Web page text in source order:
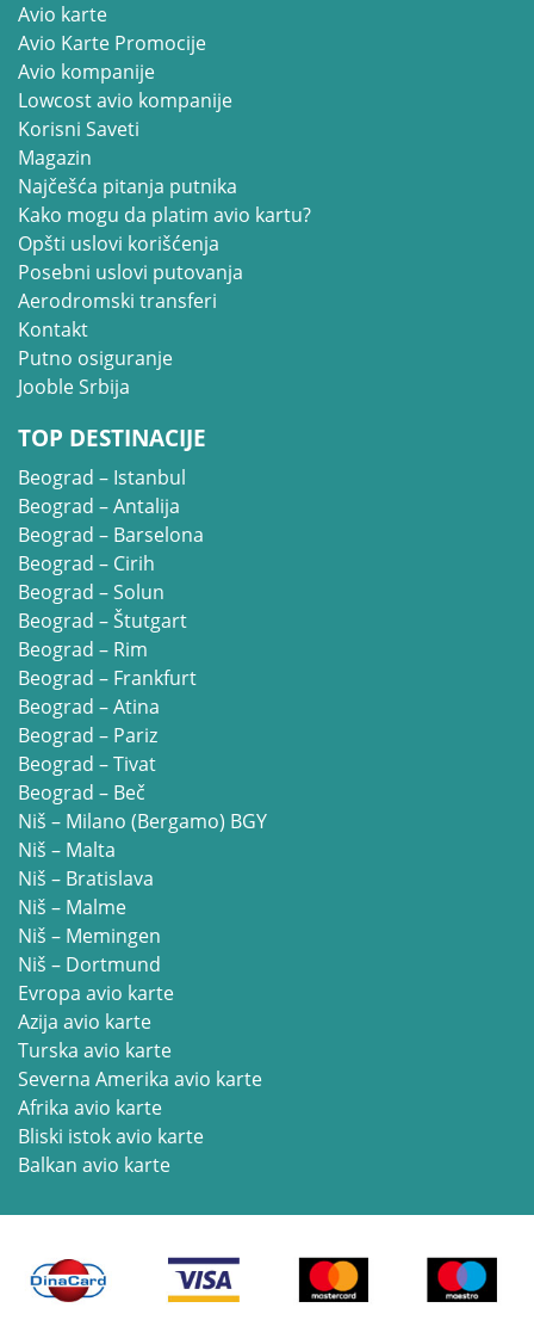
Avio karte
Avio Karte Promocije
Avio kompanije
Lowcost avio kompanije
Korisni Saveti
Magazin
Najčešća pitanja putnika
Kako mogu da platim avio kartu?
Opšti uslovi korišćenja
Posebni uslovi putovanja
Aerodromski transferi
Kontakt
Putno osiguranje
Jooble Srbija
TOP DESTINACIJE
Beograd – Istanbul
Beograd – Antalija
Beograd – Barselona
Beograd – Cirih
Beograd – Solun
Beograd – Štutgart
Beograd – Rim
Beograd – Frankfurt
Beograd – Atina
Beograd – Pariz
Beograd – Tivat
Beograd – Beč
Niš – Milano (Bergamo) BGY
Niš – Malta
Niš – Bratislava
Niš – Malme
Niš – Memingen
Niš – Dortmund
Evropa avio karte
Azija avio karte
Turska avio karte
Severna Amerika avio karte
Afrika avio karte
Bliski istok avio karte
Balkan avio karte